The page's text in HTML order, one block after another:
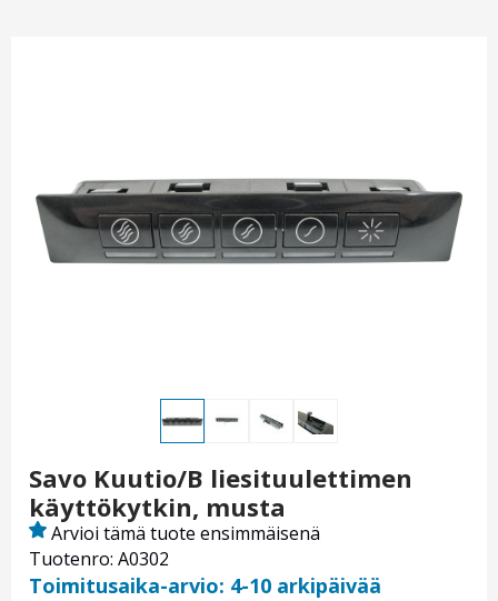
Savo Kuutio/B liesituulettimen
käyttökytkin, musta
Tuotenro: A0302
Arvioi tämä tuote ensimmäisenä
Toimitusaika-arvio: 4-10 arkipäivää